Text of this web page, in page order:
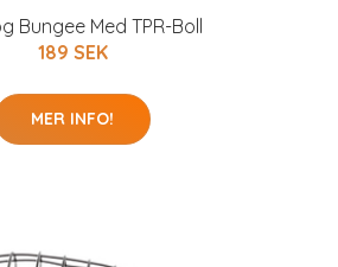
Bungee Med TPR-Boll
189 SEK
MER INFO!